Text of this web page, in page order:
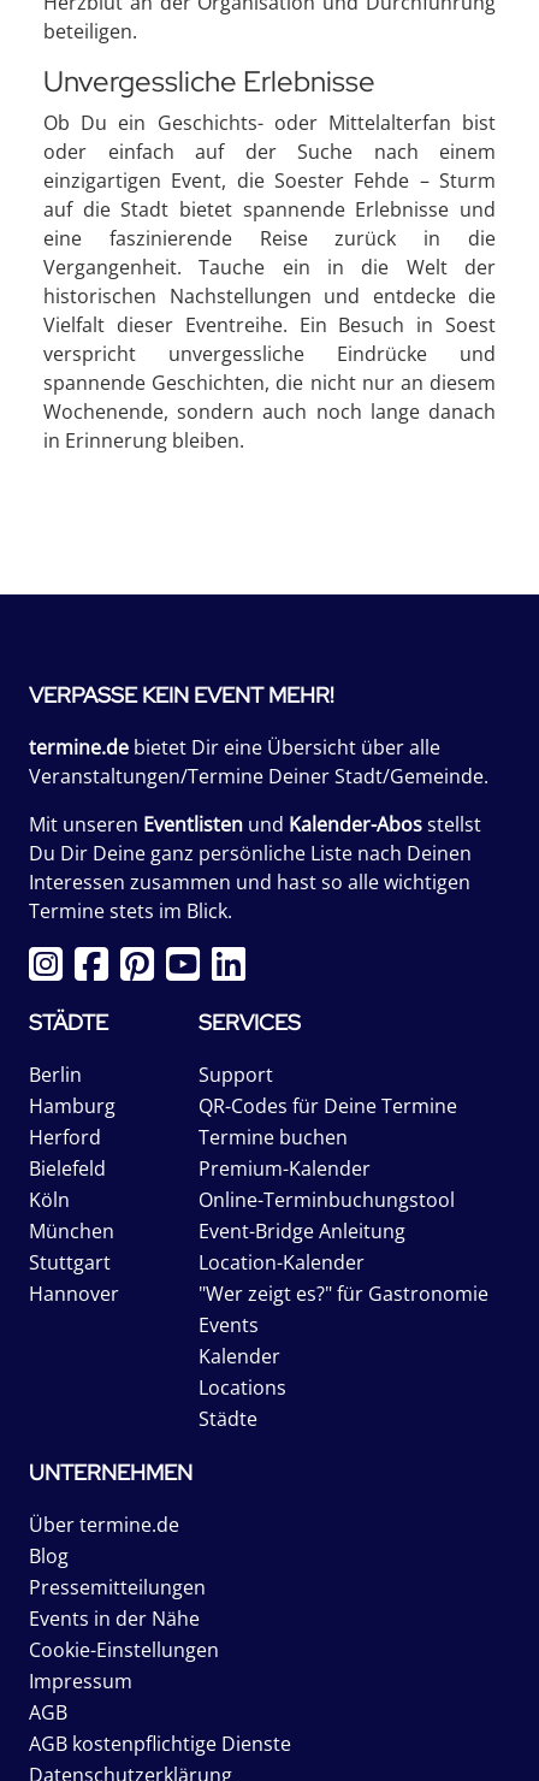
beteiligen.
Unvergessliche Erlebnisse
Ob Du ein Geschichts- oder Mittelalterfan bist
oder einfach auf der Suche nach einem
einzigartigen Event, die Soester Fehde – Sturm
auf die Stadt bietet spannende Erlebnisse und
eine faszinierende Reise zurück in die
Vergangenheit. Tauche ein in die Welt der
historischen Nachstellungen und entdecke die
Vielfalt dieser Eventreihe. Ein Besuch in Soest
verspricht unvergessliche Eindrücke und
spannende Geschichten, die nicht nur an diesem
Wochenende, sondern auch noch lange danach
in Erinnerung bleiben.
VERPASSE KEIN EVENT MEHR!
termine.de bietet Dir eine Übersicht über alle
Veranstaltungen/Termine Deiner Stadt/Gemeinde.
Mit unseren Eventlisten und Kalender-Abosstellst
Du Dir Deine ganz persönliche Liste nach Deinen
Interessen zusammen und hast so alle wichtigen
Termine stets im Blick.
STÄDTE
Berlin
Hamburg
Herford
Bielefeld
Köln
München
Stuttgart
Hannover
SERVICES
Support
QR-Codes für Deine Termine
Termine buchen
Premium-Kalender
Online-Terminbuchungstool
Event-Bridge Anleitung
Location-Kalender
"Wer zeigt es?" für Gastronomie
Events
Kalender
Locations
Städte
UNTERNEHMEN
Über termine.de
Blog
Pressemitteilungen
Events in der Nähe
Cookie-Einstellungen
Impressum
AGB
AGB kostenpflichtige Dienste
Datenschutzerklärung